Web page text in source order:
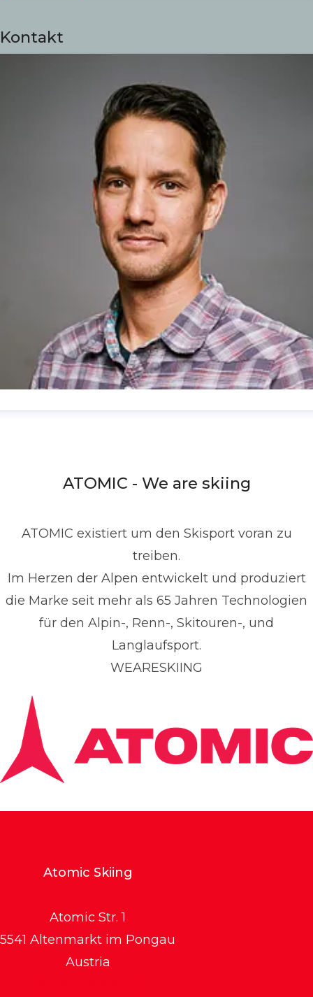
Kontakt
1517 2843377ATOMIC - We are skiing
ATOMIC existiert um den Skisport voran zu
treiben.
Im Herzen der Alpen entwickelt und produziert
die Marke seit mehr als 65 Jahren Technologien
für den Alpin-, Renn-, Skitouren-, und
Langlaufsport.
WEARESKIING
Atomic Skiing
Atomic Str. 1
5541 Altenmarkt im Pongau
Austria